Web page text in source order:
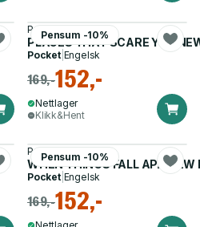
Pensum -10%
Pema Chödrön
PLACES THAT SCARE YOU
Pocket| Engelsk
169,-152,-
Nettlager
Klikk&Hent
Pensum -10%
Pema Chödrön
WHEN THINGS FALL APA NEW
Pocket| Engelsk
169,-152,-